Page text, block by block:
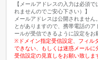
【メールアドレスの入力は必須
れませんのでご安心下さい）】
メールアドレスは公開されませ
とがありますので、携帯電話の
ールが受信できるように設定をお
※ドメイン指定受信設定、フィル
できない、もしくは迷惑メールに
受信設定の見直しをお願い致しま